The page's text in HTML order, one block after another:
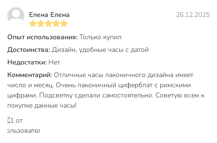
Елена Елена 26.12.2025
Опыт использования: Только купил
Достоинства: Дизайн, удобные часы с датой
Недостатки: Нет
Комментарий: Отличные часы лаконичного дизайна имеет
число и месяц. Очень лаконичный циферблат с римскими
цифрами. Подсветку сделали самостоятельно. Советую всем к
покупке данные часы!